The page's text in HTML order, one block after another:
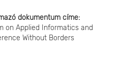
dokumentum címe
on Applied Informatics and
Without Borders